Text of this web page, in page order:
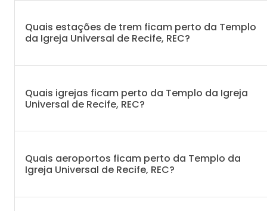
Quais estações de trem ficam perto da Templo
da Igreja Universal de Recife, REC?
Quais igrejas ficam perto da Templo da Igreja
Universal de Recife, REC?
Quais aeroportos ficam perto da Templo da
Igreja Universal de Recife, REC?